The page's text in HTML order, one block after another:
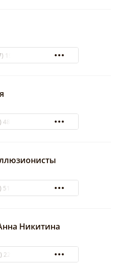
1938326
08-53
85-51
Никитина
70 85